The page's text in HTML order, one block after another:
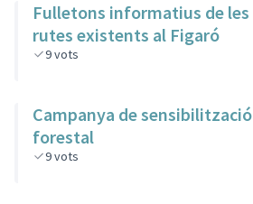
Fulletons informatius de les
rutes existents al Figaró
9vots
Campanya de sensibilització
forestal
9vots